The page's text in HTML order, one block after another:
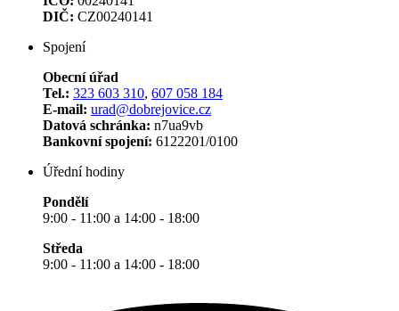
DIČ: CZ00240141
Spojení
Obecní úřad
Tel.: 323 603 310, 607 058 184
E-mail: urad@dobrejovice.cz
Datová schránka: n7ua9vb
Bankovní spojení: 6122201/0100
Úřední hodiny
Pondělí
9:00 - 11:00 a 14:00 - 18:00
Středa
9:00 - 11:00 a 14:00 - 18:00